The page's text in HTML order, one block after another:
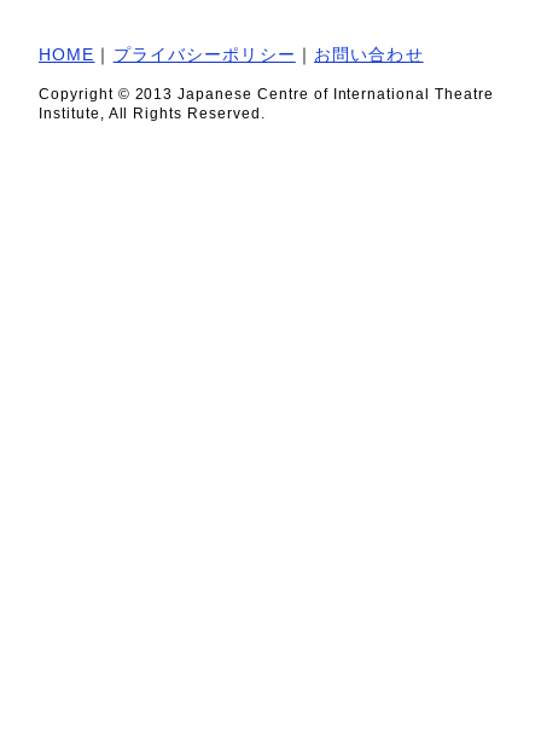
HOME ｜ プライバシーポリシー ｜ お問い合わせ
Copyright © 2013 Japanese Centre of International Theatre
Institute, All Rights Reserved.